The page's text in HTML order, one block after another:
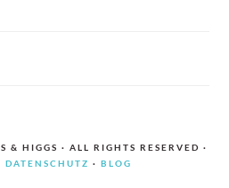
HIGGS · ALL RIGHTS RESERVED ·
DATENSCHUTZ · BLOG